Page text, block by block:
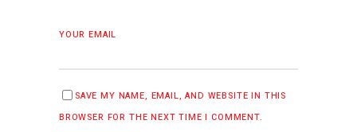
YOUR EMAIL
SAVE MY NAME, EMAIL, AND WEBSITE IN THIS
BROWSER FOR THE NEXT TIME I COMMENT.